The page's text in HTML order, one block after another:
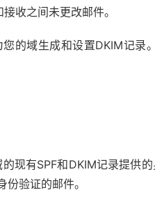
收之间未更改邮件。
的域生成和设置DKIM记录
现有SPF和DKIM记录提供
验证的邮件。